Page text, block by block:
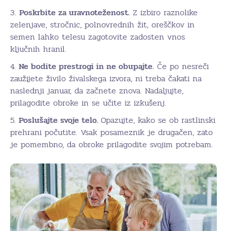
3. Poskrbite za uravnoteženost. Z izbiro raznolike
zelenjave, stročnic, polnovrednih žit, oreščkov in
semen lahko telesu zagotovite zadosten vnos
ključnih hranil.
4. Ne bodite prestrogi in ne obupajte. Če po nesreči
zaužijete živilo živalskega izvora, ni treba čakati na
naslednji januar, da začnete znova. Nadaljujte,
prilagodite obroke in se učite iz izkušenj.
5. Poslušajte svoje telo. Opazujte, kako se ob rastlinski
prehrani počutite. Vsak posameznik je drugačen, zato
je pomembno, da obroke prilagodite svojim potrebam.